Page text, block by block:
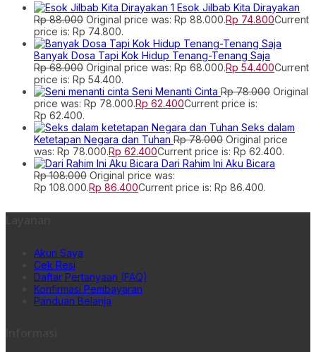
Esok Jilbab Kita Dirayakan
Rp88.000 Original price was: Rp 88.000.Rp 74.800Current
price is: Rp 74.800.
Banyak Dosa Tapi Kok Hidup Tenang-Tenang Saja
Rp68.000 Original price was: Rp 68.000.Rp 54.400Current
price is: Rp 54.400.
Seni Menanti Cinta Rp78.000 Original
price was: Rp 78.000.Rp 62.400Current price is:
Rp 62.400.
Seks dalam
Ketetapan Negara dan Tuhan Rp78.000 Original price
was: Rp 78.000.Rp 62.400Current price is: Rp 62.400.
Dari Rahim Ini Aku Bicara
Rp108.000 Original price was:
Rp 108.000.Rp 86.400Current price is: Rp 86.400.
Akun Saya
Cek Resi
Daftar Pertanyaan (FAQ)
Konfirmasi Pembayaran
Panduan Belanja